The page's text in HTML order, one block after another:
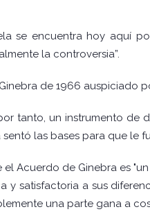
se encuentra hoy aquí
la controversia”.
de 1966 auspiciado
tanto, un instrumento
sentó las bases para que
Acuerdo de Ginebra es
y satisfactoria a sus
una parte gana a